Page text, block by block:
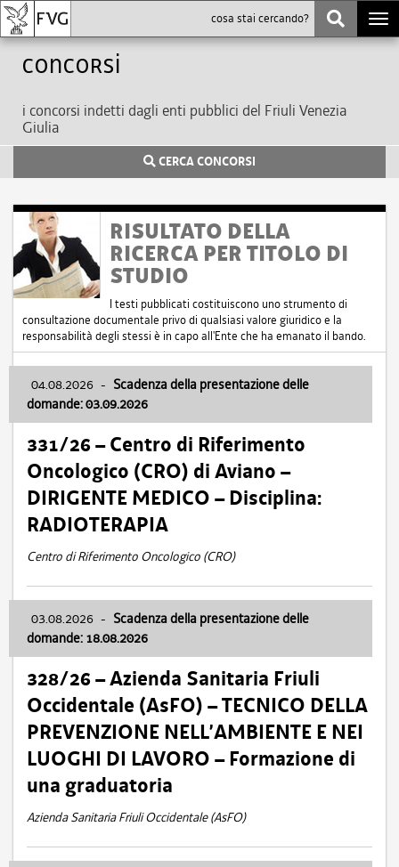
Concorsi
i concorsi indetti dagli enti pubblici del Friuli Venezia
Giulia
CERCA CONCORSI
RISULTATO DELLA
RICERCA PER TITOLO DI
STUDIO
I testi pubblicati costituiscono uno strumento di
consultazione documentale privo di qualsiasi valore giuridico e la
responsabilità degli stessi è in capo all'Ente che ha emanato il bando.
04.08.2026 - Scadenza della presentazione delle
domande: 03.09.2026
331/26 – Centro di Riferimento
Oncologico (CRO) di Aviano –
DIRIGENTE MEDICO – Disciplina:
RADIOTERAPIA
Centro di Riferimento Oncologico (CRO)
03.08.2026 - Scadenza della presentazione delle
domande: 18.08.2026
328/26 – Azienda Sanitaria Friuli
Occidentale (AsFO) – TECNICO DELLA
PREVENZIONE NELL’AMBIENTE E NEI
LUOGHI DI LAVORO – Formazione di
una graduatoria
Azienda Sanitaria Friuli Occidentale (AsFO)